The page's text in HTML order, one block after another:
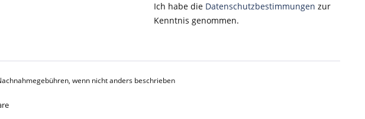
Ich habe die Datenschutzbestimmungen zur
Kenntnis genommen.
wenn nicht anders beschrieben